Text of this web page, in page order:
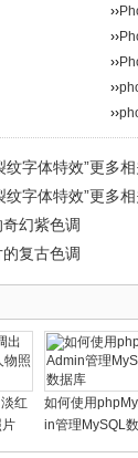
››
››
››
››
››
字体特效”更多
字体特效”更多
幻紫色调
复古色调
红
片
如何使用
in管理MySQL